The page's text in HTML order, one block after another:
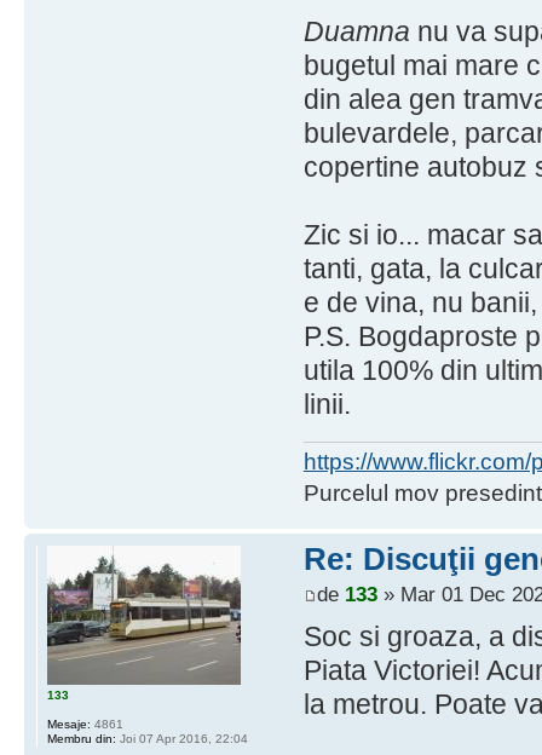
Duamna nu va
bugetul mai mare
din alea gen
bulevardele,
copertine autobuz
Zic si io... macar
tanti, gata, la
e de vina, nu
P.S. Bogdaproste
utila 100% din
linii.
https://
Purcelul mov
Re: Discuţii
de 133» Mar 01 Dec
Soc si groaza, a
Piata Victoriei!
la metrou. Poate
133
Mesaje: 4861
Membru din: Joi 07 Apr 2016, 22:04